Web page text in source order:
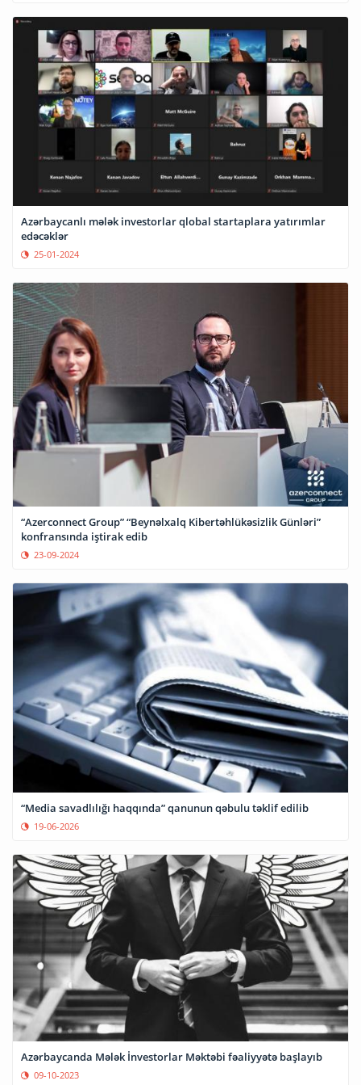
Azərbaycanlı mələk investorlar qlobal startaplara yatırımlar
edəcəklər
25-01-2024
“Azerconnect Group” “Beynəlxalq Kibertəhlükəsizlik Günləri”
konfransında iştirak edib
23-09-2024
“Media savadlılığı haqqında” qanunun qəbulu təklif edilib
19-06-2026
Azərbaycanda Mələk İnvestorlar Məktəbi fəaliyyətə başlayıb
09-10-2023